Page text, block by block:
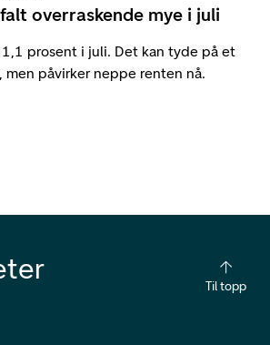
overraskende mye i juli
prosent i juli. Det kan tyde på et
men påvirker neppe renten nå.
Til topp